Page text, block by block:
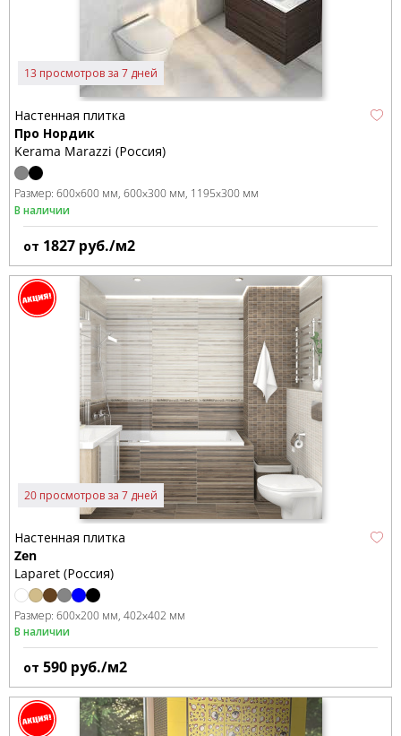
13 просмотров за 7 дней
Настенная плитка
Про Нордик
Kerama Marazzi (Россия)
Размер: 600x600 мм 600x300 мм 1195x300 мм
В наличии
от 1827 руб./м2
20 просмотров за 7 дней
Настенная плитка
Zen
Laparet (Россия)
Размер: 600x200 мм 402x402 мм
В наличии
от 590 руб./м2